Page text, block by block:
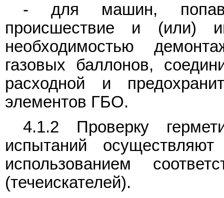
- для машин,
происшествие и (или)
необходимостью
газовых баллонов,
расходной и
элементов ГБО.
4.1.2 Проверку
испытаний
использованием
(течеискателей).